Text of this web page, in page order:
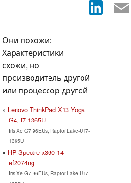
Они похожи:
Характеристики
схожи, но
производитель другой
или процессор другой
Lenovo ThinkPad X13 Yoga
G4, i7-1365U
Iris Xe G7 96EUs, Raptor Lake-U i7-
1365U
HP Spectre x360 14-
ef2074ng
Iris Xe G7 96EUs, Raptor Lake-U i7-